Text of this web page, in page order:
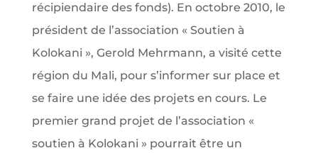
récipiendaire des fonds). En octobre 2010, le
président de l’association « Soutien à
Kolokani », Gerold Mehrmann, a visité cette
région du Mali, pour s’informer sur place et
se faire une idée des projets en cours. Le
premier grand projet de l’association «
soutien à Kolokani » pourrait être un